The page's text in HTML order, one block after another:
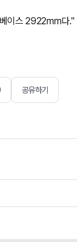
이스 2922mm다."
공유하기